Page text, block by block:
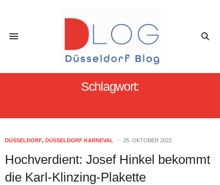
Schlagwort:
DÜSSELDORF, DÜSSELDORF KARNEVAL 25. OKTOBER 2022
Hochverdient: Josef Hinkel bekommt
die Karl-Klinzing-Plakette